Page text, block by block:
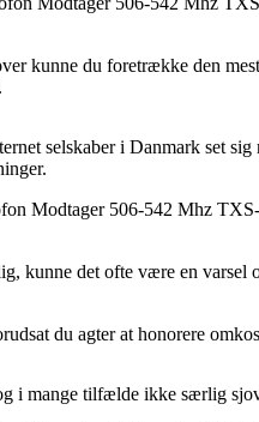
kunne du foretrække den
selskaber i Danmark set
Modtager 506-542 Mhz
kunne det ofte være en varsel
du agter at honorere
i mange tilfælde ikke særlig